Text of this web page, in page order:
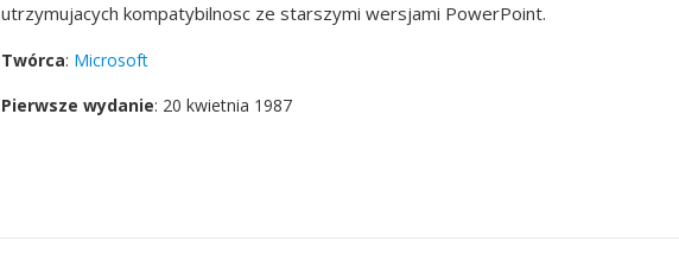
utrzymujacych kompatybilnosc ze starszymi wersjami PowerPoint.
Twórca: Microsoft
Pierwsze wydanie: 20 kwietnia 1987